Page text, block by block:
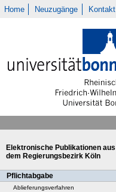
Home Neuzugänge Kontakt
Elektronische Publikationen aus
dem Regierungsbezirk Köln
Pflichtabgabe
Ablieferungsverfahren